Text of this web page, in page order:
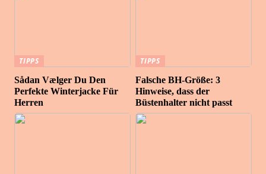
TIPPS
Sådan Vælger Du Den
Perfekte Winterjacke Für
Herren
TIPPS
Falsche BH-Größe: 3
Hinweise, dass der
Büstenhalter nicht passt